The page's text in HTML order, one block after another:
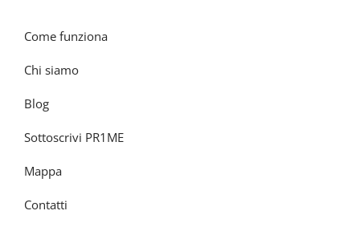
Come funziona
Chi siamo
Blog
Sottoscrivi PR1ME
Mappa
Contatti